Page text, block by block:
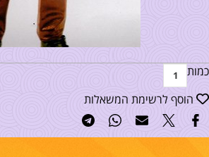
כמות
הוסף לרשימת המשאלות